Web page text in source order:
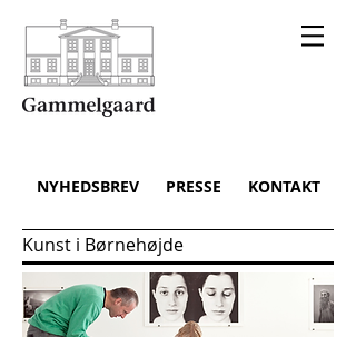
NYHEDSBREV PRESSE KONTAKT
Kunst i Børnehøjde